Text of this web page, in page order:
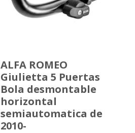
ALFA ROMEO
Giulietta 5 Puertas
Bola desmontable
horizontal
semiautomatica de
2010-